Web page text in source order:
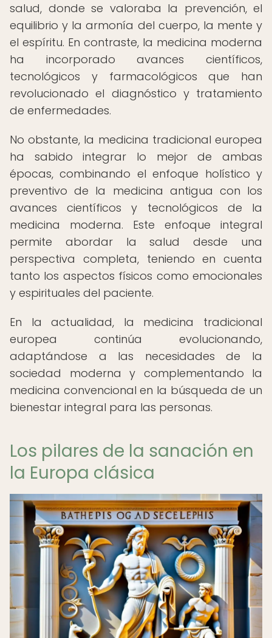
salud, donde se valoraba la prevención, el
equilibrio y la armonía del cuerpo, la mente y
el espíritu. En contraste, la medicina moderna
ha incorporado avances científicos,
tecnológicos y farmacológicos que han
revolucionado el diagnóstico y tratamiento
de enfermedades.
No obstante, la medicina tradicional europea
ha sabido integrar lo mejor de ambas
épocas, combinando el enfoque holístico y
preventivo de la medicina antigua con los
avances científicos y tecnológicos de la
medicina moderna. Este enfoque integral
permite abordar la salud desde una
perspectiva completa, teniendo en cuenta
tanto los aspectos físicos como emocionales
y espirituales del paciente.
En la actualidad, la medicina tradicional
europea continúa evolucionando,
adaptándose a las necesidades de la
sociedad moderna y complementando la
medicina convencional en la búsqueda de un
bienestar integral para las personas.
Los pilares de la sanación en
la Europa clásica